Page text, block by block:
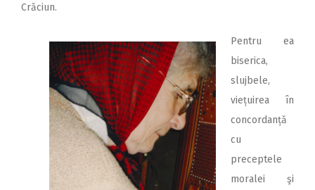
Crăciun.
Pentru ea
biserica,
slujbele,
viețuirea în
concordanță
cu
preceptele
moralei şi